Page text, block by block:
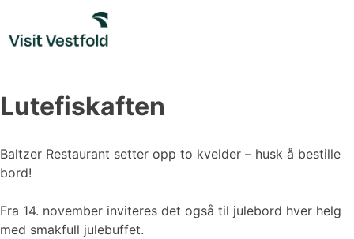
content
Lutefiskaften
Baltzer Restaurant setter opp to kvelder – husk å bestille
bord!
Fra 14. november inviteres det også til julebord hver helg
med smakfull julebuffet.